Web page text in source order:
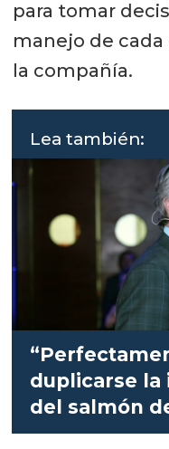
para tomar
manejo de
la compañía.
Lea también:
duplicarse la
del salmón